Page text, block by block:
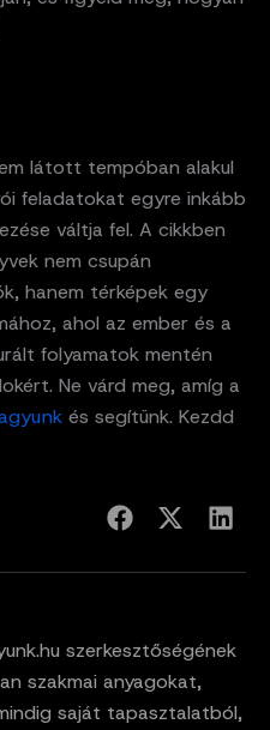
látott tempóban alakul
feladatokat egyre inkább
váltja fel. A cikkben
nem csupán
hanem térképek egy
ahol az ember és a
folyamatok mentén
Ne várd meg, amíg a
és segítünk. Kezdd
szerkesztőségének
szakmai anyagokat,
saját tapasztalatból,